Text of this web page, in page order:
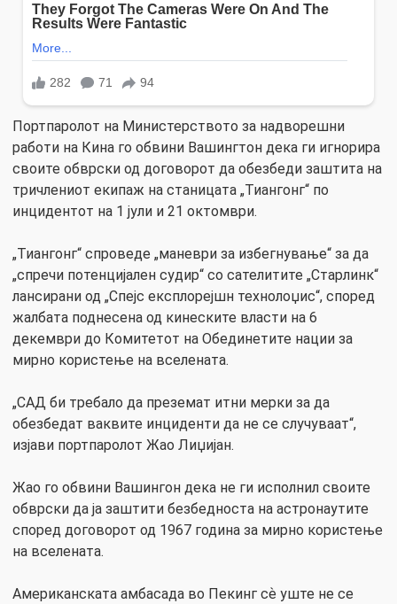
Портпаролот на Министерството за надворешни
работи на Кина го обвини Вашингтон дека ги игнорира
своите обврски од договорот да обезбеди заштита на
тричлениот екипаж на станицата „Тиангонг“ по
инцидентот на 1 јули и 21 октомври.
„Тиангонг“ спроведе „маневри за избегнување“ за да
„спречи потенцијален судир“ со сателитите „Старлинк“
лансирани од „Спејс експлорејшн технолоџис“, според
жалбата поднесена од кинеските власти на 6
декември до Комитетот на Обединетите нации за
мирно користење на вселената.
„САД би требало да преземат итни мерки за да
обезбедат ваквите инциденти да не се случуваат“,
изјави портпаролот Жао Лиџијан.
Жао го обвини Вашингон дека не ги исполнил своите
обврски да ја заштити безбедноста на астронаутите
според договорот од 1967 година за мирно користење
на вселената.
Американската амбасада во Пекинг сѐ уште не се